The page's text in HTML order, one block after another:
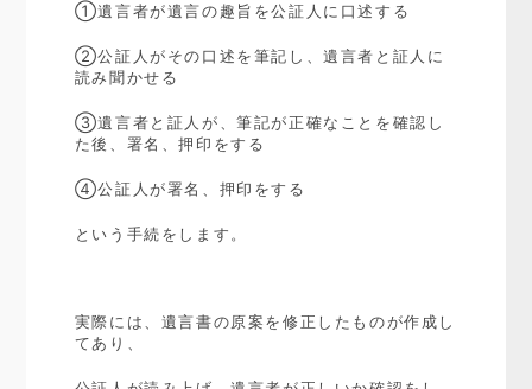
①遺言者が遺言の趣旨を公証人に口述する
②公証人がその口述を筆記し、遺言者と証人に
読み聞かせる
③遺言者と証人が、筆記が正確なことを確認し
た後、署名、押印をする
④公証人が署名、押印をする
という手続をします。
実際には、遺言書の原案を修正したものが作成し
てあり、